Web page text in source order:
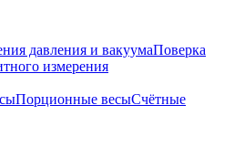
давления и вакуумаПоверка
измерения
Порционные весыСчётные